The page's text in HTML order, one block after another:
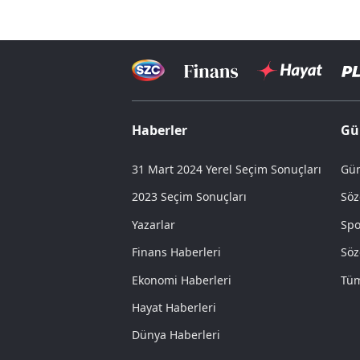
Haberler
31 Mart 2024 Yerel Seçim Sonuçları
2023 Seçim Sonuçları
Yazarlar
Finans Haberleri
Ekonomi Haberleri
Hayat Haberleri
Dünya Haberleri